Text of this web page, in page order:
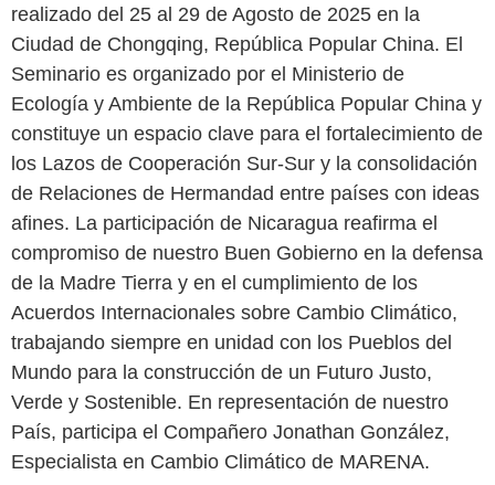
realizado del 25 al 29 de Agosto de 2025 en la
Ciudad de Chongqing, República Popular China. El
Seminario es organizado por el Ministerio de
Ecología y Ambiente de la República Popular China y
constituye un espacio clave para el fortalecimiento de
los Lazos de Cooperación Sur-Sur y la consolidación
de Relaciones de Hermandad entre países con ideas
afines. La participación de Nicaragua reafirma el
compromiso de nuestro Buen Gobierno en la defensa
de la Madre Tierra y en el cumplimiento de los
Acuerdos Internacionales sobre Cambio Climático,
trabajando siempre en unidad con los Pueblos del
Mundo para la construcción de un Futuro Justo,
Verde y Sostenible. En representación de nuestro
País, participa el Compañero Jonathan González,
Especialista en Cambio Climático de MARENA.